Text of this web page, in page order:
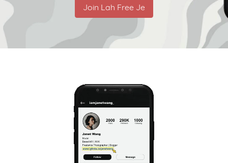
Join Lah Free Je